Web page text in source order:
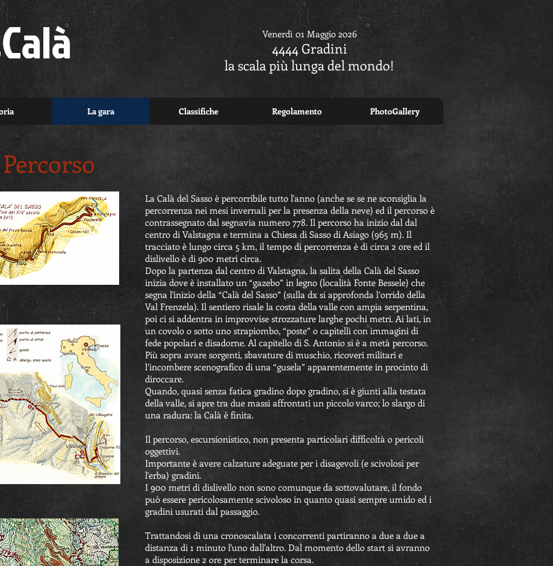
Venerdì 01 Maggio 2026
4444 Gradini
la scala più lunga del mondo!
La gara Classifiche Regolamento PhotoGallery
La Calà del Sasso è percorribile tutto l'anno (anche se se ne sconsiglia la
percorrenza nei mesi invernali per la presenza della neve) ed il percorso è
contrassegnato dal segnavia numero 778. Il percorso ha inizio dal dal
centro di Valstagna e termina a Chiesa di Sasso di Asiago (965 m). Il
tracciato è lungo circa 5 km, il tempo di percorrenza è di circa 2 ore ed il
dislivello è di 900 metri circa.
Dopo la partenza dal centro di Valstagna, la salita della Calà del Sasso
inizia dove è installato un “gazebo” in legno (località Fonte Bessele) che
segna l'inizio della “Calà del Sasso” (sulla dx si approfonda l’orrido della
Val Frenzela). Il sentiero risale la costa della valle con ampia serpentina,
poi ci si addentra in improvvise strozzature larghe pochi metri. Ai lati, in
un covolo o sotto uno strapiombo, “poste” o capitelli con immagini di
fede popolari e disadorne. Al capitello di S. Antonio si è a metà percorso.
Più sopra avare sorgenti, sbavature di muschio, ricoveri militari e
l’incombere scenografico di una “gusela” apparentemente in procinto di
diroccare.
Quando, quasi senza fatica gradino dopo gradino, si è giunti alla testata
della valle, si apre tra due massi affrontati un piccolo varco; lo slargo di
una radura: la Calà è finita.
Il percorso, escursionistico, non presenta particolari difficoltà o pericoli
oggettivi.
Importante è avere calzature adeguate per i disagevoli (e scivolosi per
l'erba) gradini.
I 900 metri di dislivello non sono comunque da sottovalutare, il fondo
può essere pericolosamente scivoloso in quanto quasi sempre umido ed i
gradini usurati dal passaggio.
Trattandosi di una cronoscalata i concorrenti partiranno a due a due a
distanza di 1 minuto l'uno dall'altro. Dal momento dello start si avranno
a disposizione 2 ore per terminare la corsa.